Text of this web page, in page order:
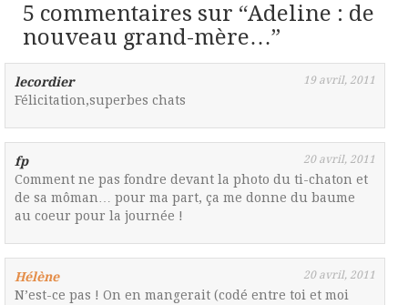
5 commentaires sur “Adeline : de
nouveau grand-mère…”
lecordier 19 avril, 2011
Félicitation,superbes chats
fp 20 avril, 2011
Comment ne pas fondre devant la photo du ti-chaton et
de sa môman… pour ma part, ça me donne du baume
au coeur pour la journée !
Hélène 20 avril, 2011
N’est-ce pas ! On en mangerait (codé entre toi et moi